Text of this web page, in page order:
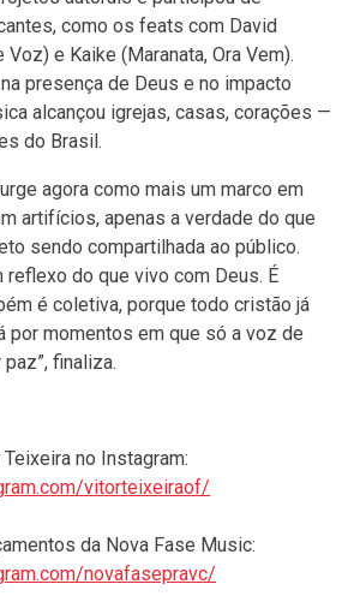
como os feats com David
Voz) e Kaike (Maranata, Ora Vem).
presença de Deus e no impacto
alcançou igrejas, casas, corações —
do Brasil.
agora como mais um marco em
artifícios, apenas a verdade do que
sendo compartilhada ao público.
reflexo do que vivo com Deus. É
é coletiva, porque todo cristão já
por momentos em que só a voz de
finaliza.
no Instagram:
vitorteixeiraof/
da Nova Fase Music:
novafasepravc/